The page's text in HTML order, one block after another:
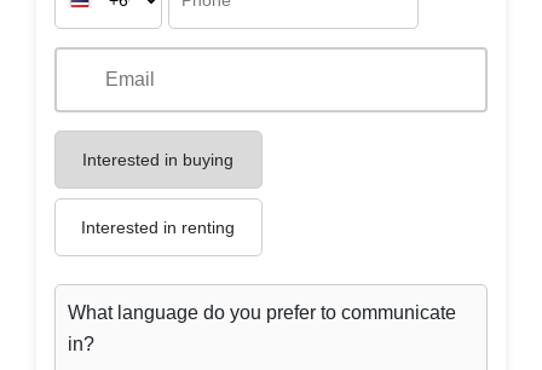
Interested in buying
Interested in renting
What language do you prefer to communicate
in?